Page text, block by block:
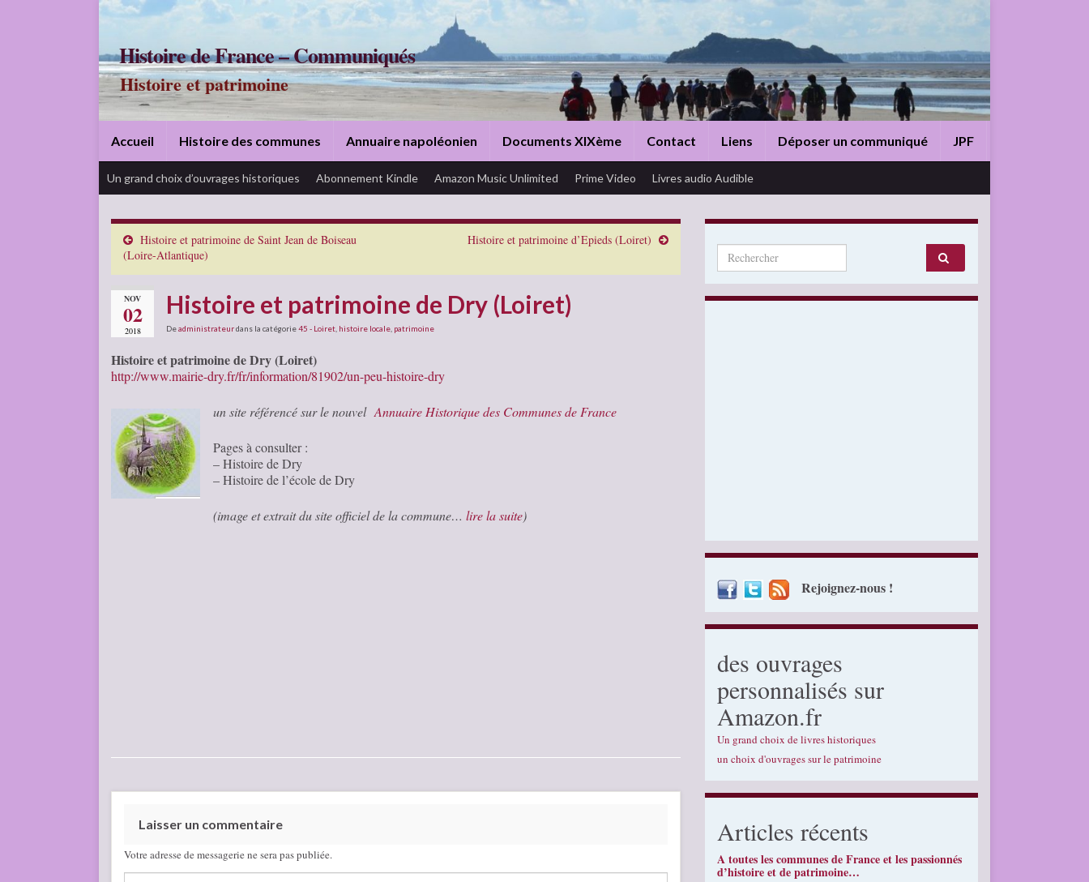
Histoire de France – Communiqués
Histoire et patrimoine
Accueil Histoire des communes Annuaire napoléonien Documents XIXème Contact Liens Déposer un communiqué JPF
Un grand choix d’ouvrages historiques Abonnement Kindle Amazon Music Unlimited Prime Video Livres audio Audible
Histoire et patrimoine de Saint Jean de Boiseau
(Loire-Atlantique)
Histoire et patrimoine d’Epieds (Loiret)
NOV
02
2018
Histoire et patrimoine de Dry (Loiret)
Deadministrateurdans la catégorie45 - Loiret histoire locale patrimoine
Histoire et patrimoine de Dry (Loiret)
http://www.mairie-dry.fr/fr/information/81902/un-peu-histoire-dry
un site référencé sur le nouvel Annuaire Historique des Communes de France
Pages à consulter :
– Histoire de Dry
– Histoire de l’école de Dry
(image et extrait du site officiel de la commune… lire la suite)
Laisser un commentaire
Votre adresse de messagerie ne sera pas publiée.
Search for:
Rejoignez-nous !
des ouvrages
personnalisés sur
Amazon.fr
Un grand choix de livres historiques
un choix d'ouvrages sur le patrimoine
Articles récents
A toutes les communes de France et les passionnés
d’histoire et de patrimoine…